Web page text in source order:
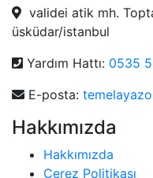
validei atik mh.
üsküdar/istanbul
Yardım Hattı: 0535
E-posta:
Hakkımızda
Hakkımızda
Çerez Politikası